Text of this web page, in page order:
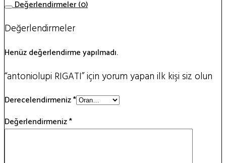
Değerlendirmeler (0)
Değerlendirmeler
Henüz değerlendirme yapılmadı.
“antoniolupi RIGATI” için yorum yapan ilk kişi siz olun
Derecelendirmeniz*
Değerlendirmeniz*